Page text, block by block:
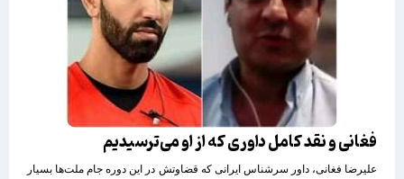
فغانی و نقد کامل داوری که از او می‌ترسیدیم
علیرضا فغانی، داور سرشناس ایرانی که قضاوتش در این دوره جام ملت‌ها بسیار